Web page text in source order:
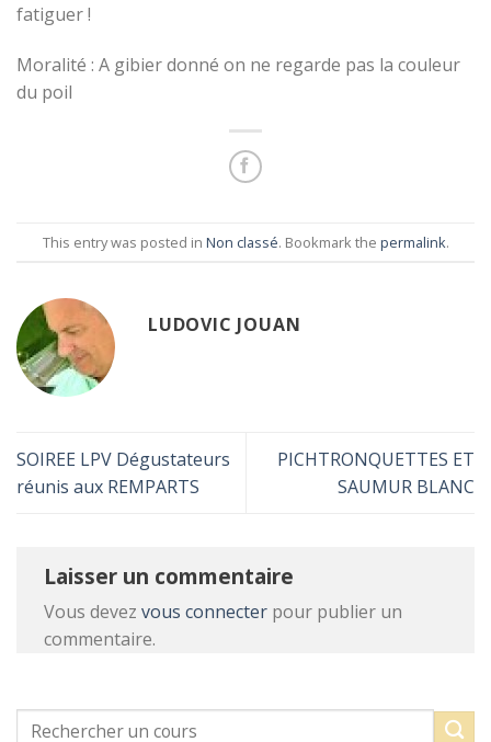
fatiguer !
Moralité : A gibier donné on ne regarde pas la couleur
du poil
This entry was posted in Non classé. Bookmark the permalink.
LUDOVIC JOUAN
SOIREE LPV Dégustateurs
réunis aux REMPARTS
PICHTRONQUETTES ET
SAUMUR BLANC
Laisser un commentaire
Vous devez vous connecter pour publier un
commentaire.